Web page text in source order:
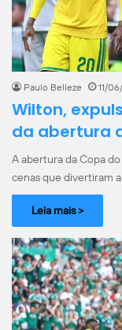
Paulo Belleze 11/
Wilton,
da abertura
A abertura da Copa
cenas que divertiram
Leia mais >